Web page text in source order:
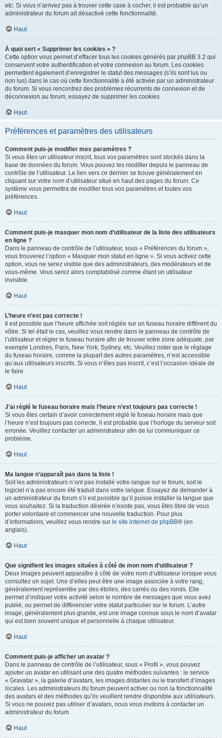
etc. Si vous n’arrivez pas à trouver cette case à cocher, il est probable qu’un
administrateur du forum ait désactivé cette fonctionnalité.
Haut
À quoi sert « Supprimer les cookies » ?
Cette option vous permet d’effacer tous les cookies générés par phpBB 3.2 qui
conservent votre authentification et votre connexion au forum. Les cookies
permettent également d’enregistrer le statut des messages (s’ils sont lus ou
non lus) dans le cas où cette fonctionnalité a été activée par un administrateur
du forum. Si vous rencontrez des problèmes récurrents de connexion et de
déconnexion au forum, essayez de supprimer les cookies.
Haut
Préférences et paramètres des utilisateurs
Comment puis-je modifier mes paramètres ?
Si vous êtes un utilisateur inscrit, tous vos paramètres sont stockés dans la
base de données du forum. Vous pouvez les modifier depuis le panneau de
contrôle de l’utilisateur. Le lien vers ce dernier se trouve généralement en
cliquant sur votre nom d’utilisateur situé en haut des pages du forum. Ce
système vous permettra de modifier tous vos paramètres et toutes vos
préférences.
Haut
Comment puis-je masquer mon nom d’utilisateur de la liste des utilisateurs
en ligne ?
Dans le panneau de contrôle de l’utilisateur, sous « Préférences du forum »,
vous trouverez l’option « Masquer mon statut en ligne ». Si vous activez cette
option, vous ne serez visible que des administrateurs, des modérateurs et de
vous-même. Vous serez alors comptabilisé comme étant un utilisateur
invisible.
Haut
L’heure n’est pas correcte !
Il est possible que l’heure affichée soit réglée sur un fuseau horaire différent du
vôtre. Si tel était le cas, veuillez vous rendre dans le panneau de contrôle de
l’utilisateur et régler le fuseau horaire afin de trouver votre zone adéquate, par
exemple Londres, Paris, New York, Sydney, etc. Veuillez noter que le réglage
du fuseau horaire, comme la plupart des autres paramètres, n’est accessible
qu’aux utilisateurs inscrits. Si vous n’êtes pas inscrit, c’est l’occasion idéale de
le faire.
Haut
J’ai réglé le fuseau horaire mais l’heure n’est toujours pas correcte !
Si vous êtes certain d’avoir correctement réglé le fuseau horaire mais que
l’heure n’est toujours pas correcte, il est probable que l’horloge du serveur soit
erronée. Veuillez contacter un administrateur afin de lui communiquer ce
problème.
Haut
Ma langue n’apparaît pas dans la liste !
Soit les administrateurs n’ont pas installé votre langue sur le forum, soit le
logiciel n’a pas encore été traduit dans votre langue. Essayez de demander à
un administrateur du forum s’il est possible qu’il puisse installer la langue que
vous souhaitez. Si la traduction désirée n’existe pas, vous êtes libre de vous
porter volontaire et commencer une nouvelle traduction. Pour plus
d’informations, veuillez vous rendre sur le site internet de phpBB® (en
anglais).
Haut
Que signifient les images situées à côté de mon nom d’utilisateur ?
Deux images peuvent apparaître à côté de votre nom d’utilisateur lorsque vous
consultez un sujet. Une d’elles peut être une image associée à votre rang,
généralement représentée par des étoiles, des carrés ou des ronds. Elle
permet d’indiquer votre activité selon le nombre de messages que vous avez
publié, ou permet de différencier votre statut particulier sur le forum. L’autre
image, généralement plus grande, est une image connue sous le nom d’avatar
qui est bien souvent unique et personnelle à chaque utilisateur.
Haut
Comment puis-je afficher un avatar ?
Dans le panneau de contrôle de l’utilisateur, sous « Profil », vous pouvez
ajouter un avatar en utilisant une des quatre méthodes suivantes : le service
« Gravatar », la galerie d’avatars, les images distantes ou le transfert d’images
locales. Les administrateurs du forum peuvent activer ou non la fonctionnalité
des avatars et des méthodes qu’ils veuillent rendre disponible aux utilisateurs.
Si vous ne pouvez pas utiliser d’avatars, nous vous invitons à contacter un
administrateur du forum.
Haut